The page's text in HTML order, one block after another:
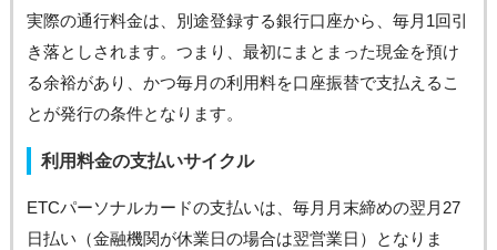
実際の通行料金は、別途登録する銀行口座から、毎月1回引
き落としされます。つまり、最初にまとまった現金を預け
る余裕があり、かつ毎月の利用料を口座振替で支払えるこ
とが発行の条件となります。
利用料金の支払いサイクル
ETCパーソナルカードの支払いは、毎月月末締めの翌月27
日払い（金融機関が休業日の場合は翌営業日）となりま